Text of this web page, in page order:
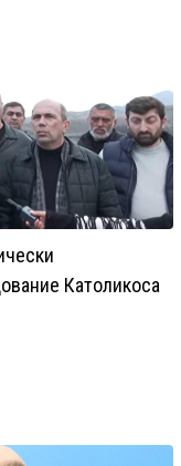
Католикоса